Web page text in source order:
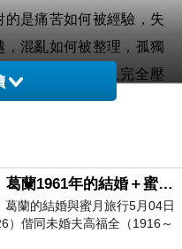
是痛苦如何被經驗，失
混亂如何被整理，孤獨
確定如何不把人完全壓
問題，雖然它們當然會
則，也不必搶著解釋一
對存在壓力的實踐與語
現代身心靈最常見的問
AI「曼波女郎」葛蘭1961年的結婚＋蜜月旅行 #戀上老電影 #葛蘭 #粟子
葛蘭的結婚與蜜月旅行5月04日
）偕同未婚夫高福全（1916～
6月15日於英國倫敦St.S